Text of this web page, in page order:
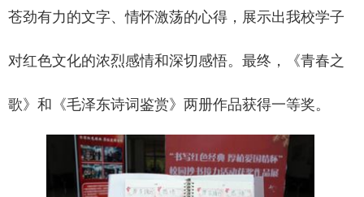
苍劲有力的文字、情怀激荡的心得，展示出我校学子
对红色文化的浓烈感情和深切感悟。最终，《青春之
歌》和《毛泽东诗词鉴赏》两册作品获得一等奖。